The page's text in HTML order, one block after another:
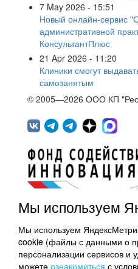
7 May 2026 - 15:51
Новый онлайн-сервис
административной
КонсультантПлюс
21 Apr 2026 - 11:20
Клиники смогут
самозанятым
© 2005—2026 ООО КП
450071, г.Уфа, ул. 50 лет
307
(347) 291 20 70
Контактная информация
Мы используем
Мы используем
cookie (файлы с данными о
персонализации сервисов и
можете ознакомиться с